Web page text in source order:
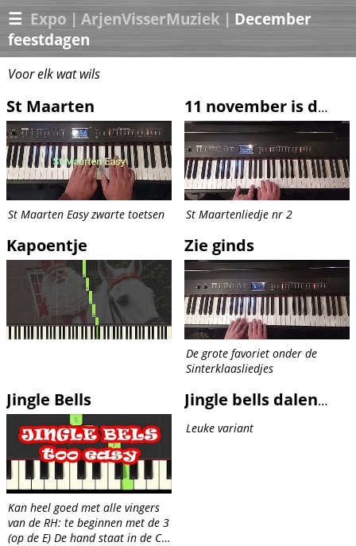
☰ Expo | ArjenVisserMuziek | December
feestdagen
Voor elk wat wils
St Maarten
St Maarten Easy zwarte toetsen
11 november is de dag (very easy)
St Maartenliedje nr 2
Kapoentje Zie ginds
De grote favoriet onder de
Sinterklaasliedjes
Jingle Bells
Kan heel goed met alle vingers
van de RH: te beginnen met de 3
(op de E) De hand staat in de C
Jingle bells dalende bas
Leuke variant